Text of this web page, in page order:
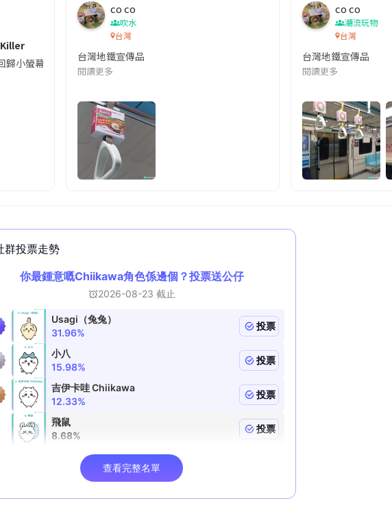
Killer
歸小螢幕啦!這次的劇本改編自同名網絡漫畫,故事主軸圍繞女主角柳寶娜 —— 表面上是一
co co
吹水
台灣
台灣地鐵宣傳品
閱讀更多
co co
潮流玩物
台灣
台灣地鐵宣傳品
閱讀更多